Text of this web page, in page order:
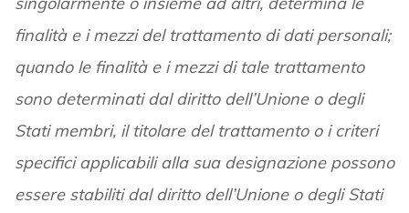
finalità e i mezzi del trattamento di dati personali;
quando le finalità e i mezzi di tale trattamento
sono determinati dal diritto dell’Unione o degli
Stati membri, il titolare del trattamento o i criteri
specifici applicabili alla sua designazione possono
essere stabiliti dal diritto dell’Unione o degli Stati